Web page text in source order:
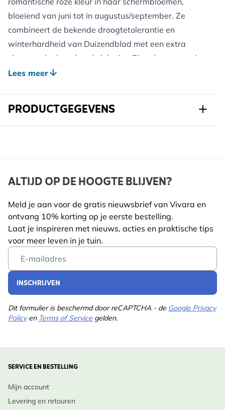
bloeiend van juni tot in augustus/september. Ze
combineert de bekende droogtetolerantie en
winterhardheid van Duizendblad met een extra
sierwaarde door de subtiele tint. Plant in een zonnige
border met doorlatende bodem; een beschermlaag
past goed naast siergrassen en andere vaste
planten. De schermen zijn geliefd bij bijen en vlinders;
knippen, bevorder je doorbloei. In het najaar kun je
als winteraccent.
Voordelen voor Wilde Dieren:
Nectar- en stuifmeelrijk, deze ‘vintage’ Duizendblad
is een snackbar voor bestuivers.
Ontwerp Inspiratie:
Combineer in een landelijke border met Kattenkruid
(Nepeta), Salvia en siergrassen (Panicum,
Calamagrostis) om een zacht, pastel kleurbeeld te
Achillea millefolium is inheems; deze vintage-
variëteit is gekweekt maar doet het goed in ons
klimaat.
Lees meer
PRODUCTGEGEVENS
Merk Kwekerij Verhoeven
Breedte 147 mm
Lengte 115 mm
Gewicht
Diersoort
Kleur
Potgrootte 11cm
Grondsoort
Bloeimaanden
Lees meer
ALTIJD OP DE HOOGTE BLIJVEN?
Meld je aan voor de gratis nieuwsbrief van Vivara en
ontvang 10% korting op je eerste bestelling.
Laat je inspireren met nieuws, acties en praktische tips
voor meer leven in je tuin.
Email Address
INSCHRIJVEN
Dit formulier is beschermd door reCAPTCHA - de Google Privacy
Policyen Terms of Service gelden.
SERVICE EN BESTELLING
Mijn account
Levering en retouren